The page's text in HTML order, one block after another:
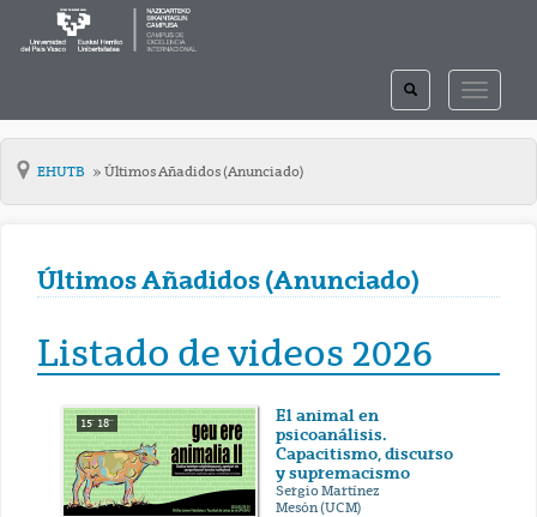
TOGGLE
TOGGLE
SEARCH
EHUTB Últimos Añadidos (Anunciado)
Últimos Añadidos (Anunciado)
Listado de videos 2026
15' 18''
El animal en
psicoanálisis.
Capacitismo, discurso
y supremacismo
Sergio Martínez
Mesón (UCM)